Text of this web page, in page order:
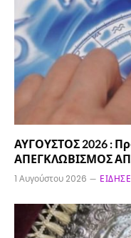
ΑΥΓΟΥΣΤΟΣ 2026 :
ΑΠΕΓΚΛΩΒΙΣΜΟΣ
1 Αυγούστου 2026